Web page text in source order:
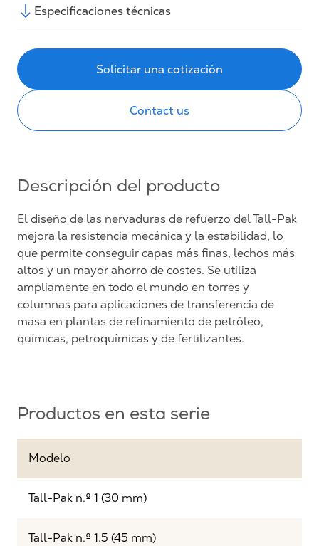
Especificaciones técnicas
Solicitar una cotización
Contact us
Descripción del producto
El diseño de las nervaduras de refuerzo del Tall-Pak
mejora la resistencia mecánica y la estabilidad, lo
que permite conseguir capas más finas, lechos más
altos y un mayor ahorro de costes. Se utiliza
ampliamente en todo el mundo en torres y
columnas para aplicaciones de transferencia de
masa en plantas de refinamiento de petróleo,
químicas, petroquímicas y de fertilizantes.
Productos en esta serie
Modelo
Tall-Pak n.º 1 (30 mm)
Tall-Pak n.º 1.5 (45 mm)